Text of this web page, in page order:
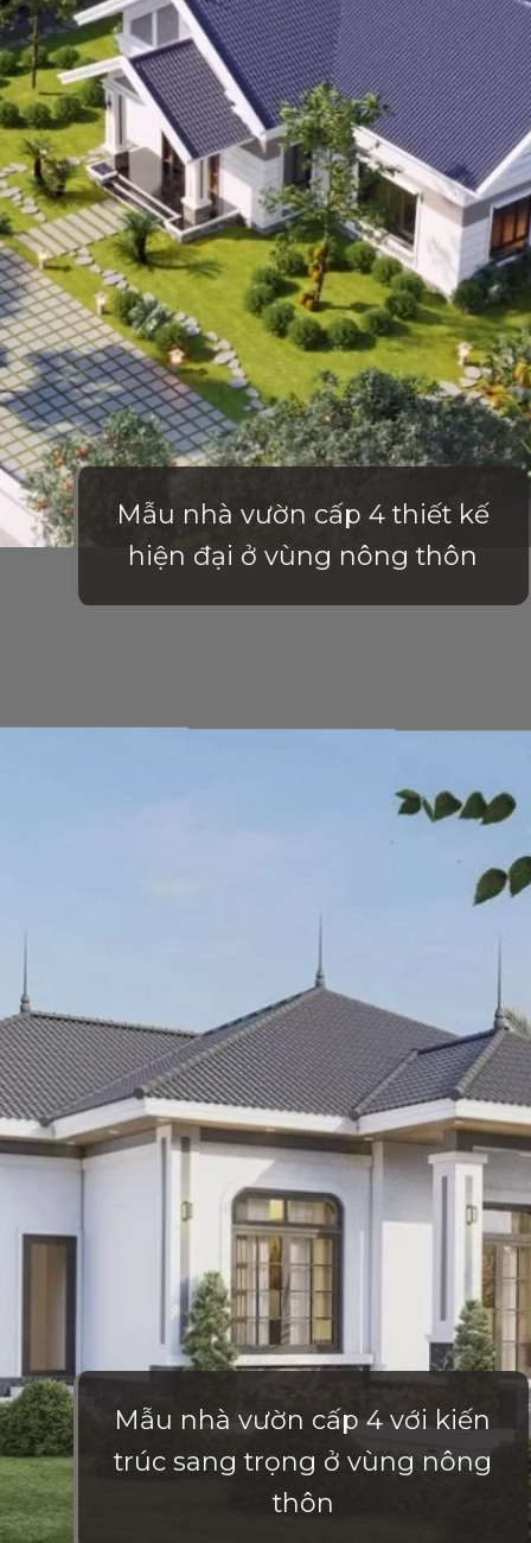
Mẫu nhà vườn cấp 4 thiết kế
hiện đại ở vùng nông thôn
Mẫu nhà vườn cấp 4 với kiến
trúc sang trọng ở vùng nông
thôn